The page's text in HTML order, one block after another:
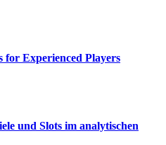
for Experienced Players
und Slots im analytischen